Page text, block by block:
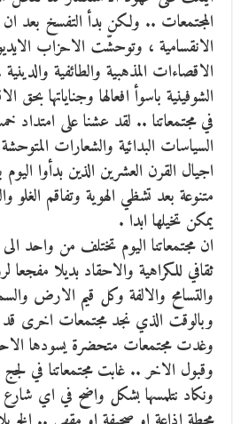
المجتمعات .. ولكن بدأ التفسخ بعد ان
الانقسامية ، وتوحشّت الاحزاب
الاقصاءات المذهبية والطائفية
الشوفينية باسوأ افعالها وجناياتها بحق
في مجتمعاتنا .. لقد عشنا على امتداد
السياسات البدائية والشعارات
اجيال القرن العشرين الذين بدأوا
متنوعة بعد تشظي الهوية وتفاقم
يمكن تخيلها ابدا .
ان مجتمعاتنا اليوم تختلف من واحد
ثقافي للكراهية والاحقاد بديلا مفجعا
والتسامح والالفة وكل قيم الارض
وبالوقت الذي نجد مجتمعات اخرى قد
وغدت مجتمعات متحضرة يسودها
وقبول الاخر .. غابت مجتمعاتنا في
ونكاد نتلمسها بشكل واضح في اي